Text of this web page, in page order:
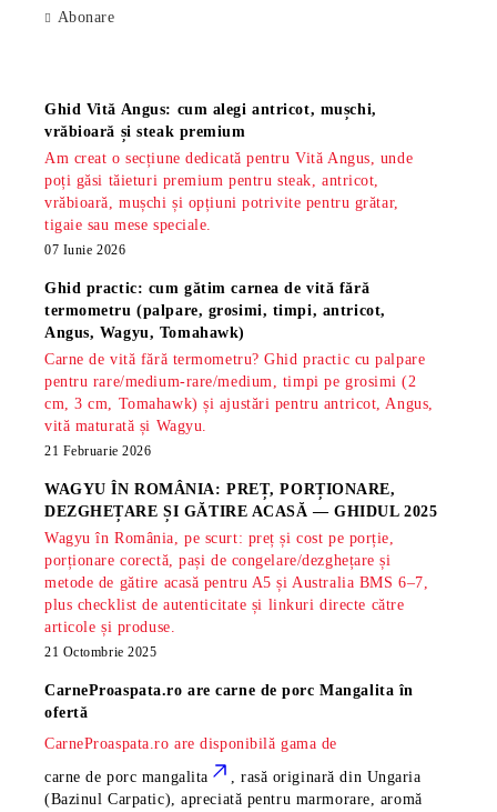
Abonare
Ghid Vită Angus: cum alegi antricot, mușchi,
vrăbioară și steak premium
Am creat o secțiune dedicată pentru Vită Angus, unde
poți găsi tăieturi premium pentru steak, antricot,
vrăbioară, mușchi și opțiuni potrivite pentru grătar,
tigaie sau mese speciale.
07 Iunie 2026
Ghid practic: cum gătim carnea de vită fără
termometru (palpare, grosimi, timpi, antricot,
Angus, Wagyu, Tomahawk)
Carne de vită fără termometru? Ghid practic cu palpare
pentru rare/medium-rare/medium, timpi pe grosimi (2
cm, 3 cm, Tomahawk) și ajustări pentru antricot, Angus,
vită maturată și Wagyu.
21 Februarie 2026
WAGYU ÎN ROMÂNIA: PREȚ, PORȚIONARE,
DEZGHEȚARE ȘI GĂTIRE ACASĂ — GHIDUL 2025
Wagyu în România, pe scurt: preț și cost pe porție,
porționare corectă, pași de congelare/dezghețare și
metode de gătire acasă pentru A5 și Australia BMS 6–7,
plus checklist de autenticitate și linkuri directe către
articole și produse.
21 Octombrie 2025
CarneProaspata.ro arecarne de porc Mangalita în
ofertă
CarneProaspata.ro are disponibilă gama de
carne de porc mangalita
, rasă originară din Ungaria
(Bazinul Carpatic), apreciată pentru marmorare, aromă